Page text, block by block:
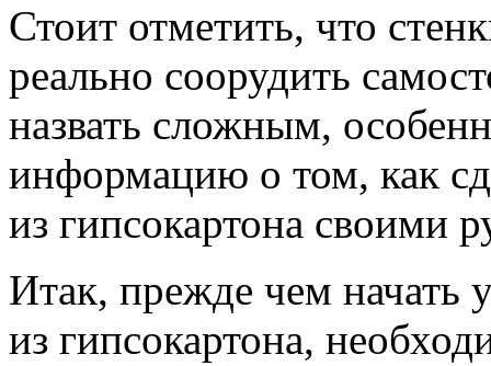
Стоит отметить, что
реально соорудить
назвать сложным,
информацию о том, как
из гипсокартона своими
Итак, прежде чем начать
из гипсокартона,